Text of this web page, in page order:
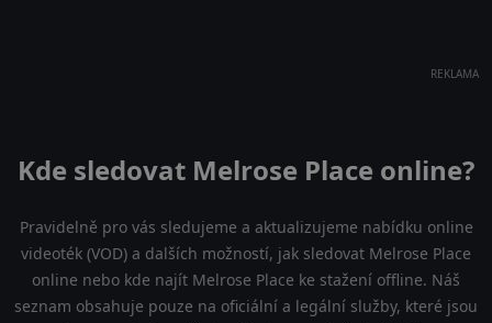
REKLAMA
Kde sledovat Melrose Place online?
Pravidelně pro vás sledujeme a aktualizujeme nabídku online
videoték (VOD) a dalších možností, jak sledovat Melrose Place
online nebo kde najít Melrose Place ke stažení offline. Náš
seznam obsahuje pouze na oficiální a legální služby, které jsou